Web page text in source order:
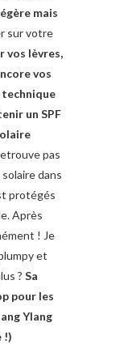
mais
sur votre
vos lèvres,
vos
technique
un SPF
pas
dans
protégés
Après
! Je
et
? Sa
pour les
Ylang
!)